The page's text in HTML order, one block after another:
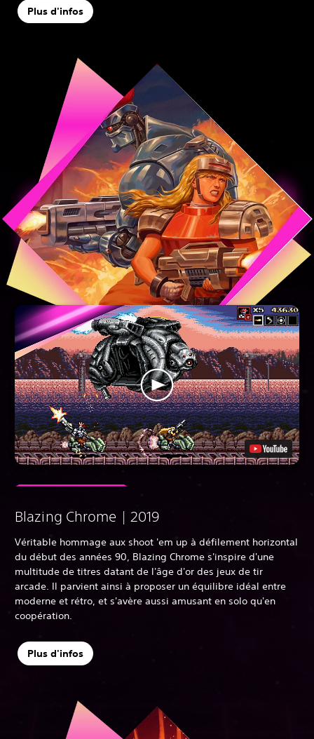
Plus d'infos
Blazing Chrome | 2019
Véritable hommage aux shoot 'em up à défilement horizontal
du début des années 90, Blazing Chrome s'inspire d'une
multitude de titres datant de l'âge d'or des jeux de tir
arcade. Il parvient ainsi à proposer un équilibre idéal entre
moderne et rétro, et s'avère aussi amusant en solo qu'en
coopération.
Plus d'infos